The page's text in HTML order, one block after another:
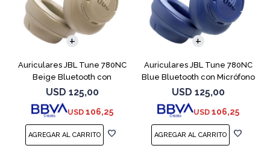
Auriculares JBL Tune 780NC
Beige Bluetooth con
Micrófono
USD 125,00
USD 106,25
Auriculares JBL Tune 780NC
Blue Bluetooth con Micrófono
USD 125,00
USD 106,25